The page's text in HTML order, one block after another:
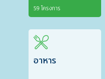
59 โครงการ
อาหาร